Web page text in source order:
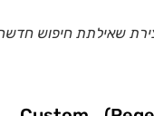
שאילתת חיפוש